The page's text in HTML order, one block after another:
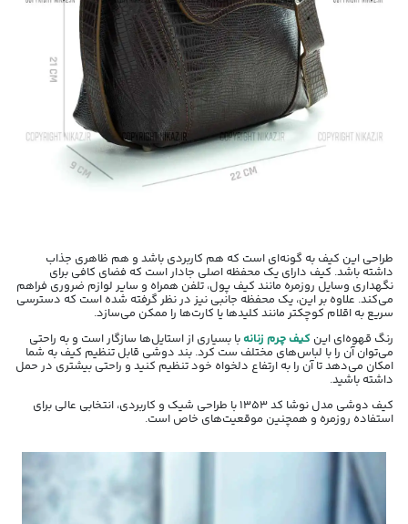
طراحی این کیف به گونه‌ای است که هم کاربردی باشد و هم ظاهری جذاب
داشته باشد. کیف دارای یک محفظه اصلی جادار است که فضای کافی برای
نگهداری وسایل روزمره مانند کیف پول، تلفن همراه و سایر لوازم ضروری فراهم
می‌کند. علاوه بر این، یک محفظه جانبی نیز در نظر گرفته شده است که دسترسی
سریع به اقلام کوچکتر مانند کلیدها یا کارت‌ها را ممکن می‌سازد.
رنگ قهوه‌ای این کیف چرم زنانه با بسیاری از استایل‌ها سازگار است و به راحتی
می‌توان آن را با لباس‌های مختلف ست کرد. بند دوشی قابل تنظیم کیف به شما
امکان می‌دهد تا آن را به ارتفاع دلخواه خود تنظیم کنید و راحتی بیشتری در حمل
داشته باشید.
کیف دوشی مدل نوشا کد 1353 با طراحی شیک و کاربردی، انتخابی عالی برای
استفاده روزمره و همچنین موقعیت‌های خاص است.